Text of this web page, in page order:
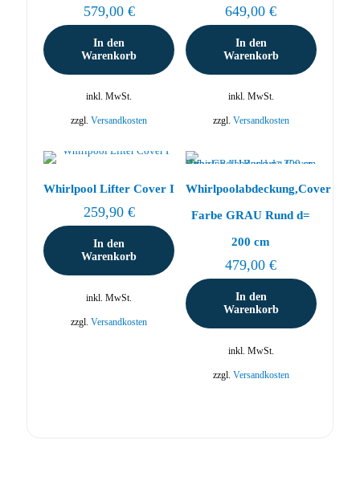
579,00 €
In den
Warenkorb
inkl. MwSt.
zzgl. Versandkosten
649,00€
In den
Warenkorb
inkl. MwSt.
zzgl. Versandkosten
Whirlpool Lifter Cover I
259,90 €
In den
Warenkorb
inkl. MwSt.
zzgl.Versandkosten
Whirlpoolabdeckung,Cover
Farbe GRAU Rund d=
200 cm
479,00€
In den
Warenkorb
inkl. MwSt.
zzgl. Versandkosten